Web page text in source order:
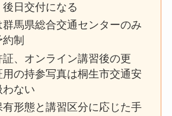
日交付になる
群馬県総合交通センターのみ
制
証、オンライン講習後の更
用の持参写真は桐生市交通安
わない
有形態と講習区分に応じた手